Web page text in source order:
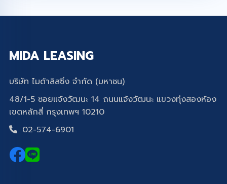
MIDA LEASING
บริษัท ไมด้าลิสซิ่ง จำกัด (มหาชน)
48/1-5 ซอยแจ้งวัฒนะ 14 ถนนแจ้งวัฒนะ แขวงทุ่งสองห้อง
เขตหลักสี่ กรุงเทพฯ 10210
02-574-6901